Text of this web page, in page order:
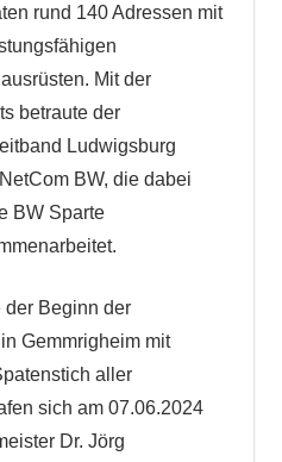
rund 140 Adressen mit
Mit der
betraute der
Ludwigsburg
BW, die dabei
BW Sparte
der Beginn der
Gemmrigheim mit
aller
sich am 07.06.2024
Dr. Jörg